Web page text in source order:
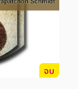
จบ